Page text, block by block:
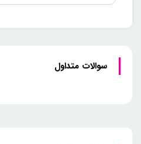
سوالات متداول